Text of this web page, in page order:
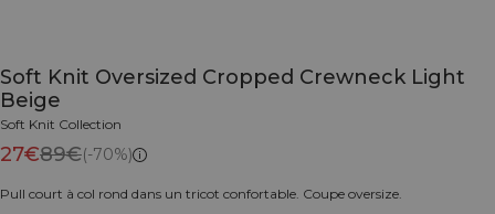
Soft Knit Oversized Cropped Crewneck Light
Beige
Soft Knit Collection
27€89€(-70%)
Pull court à col rond dans un tricot confortable. Coupe oversize.